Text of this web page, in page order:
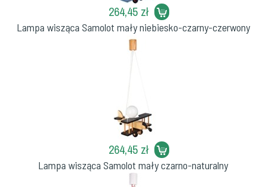
264,45 zł
Lampa wisząca Samolot mały niebiesko-czarny-czerwony
264,45 zł
Lampa wisząca Samolot mały czarno-naturalny